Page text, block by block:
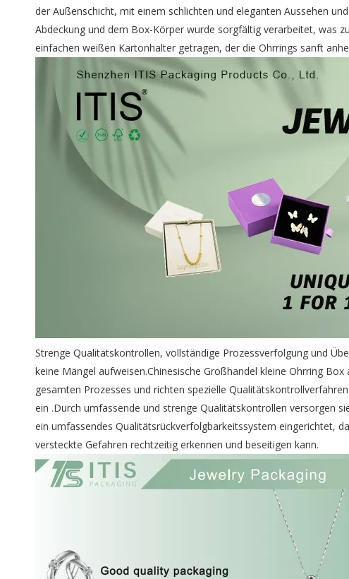
der Außenschicht, mit einem schlichten und eleganten Aussehen
Abdeckung und dem Box-Körper wurde sorgfältig verarbeitet, was
einfachen weißen Kartonhalter getragen, der die Ohrrings sanft
Strenge Qualitätskontrollen, vollständige Prozessverfolgung und
keine Mängel aufweisen.Chinesische Großhandel kleine Ohrring
gesamten Prozesses und richten spezielle
ein .Durch umfassende und strenge Qualitätskontrollen versorgen
ein umfassendes Qualitätsrückverfolgbarkeitssystem eingerichtet,
versteckte Gefahren rechtzeitig erkennen und beseitigen kann.